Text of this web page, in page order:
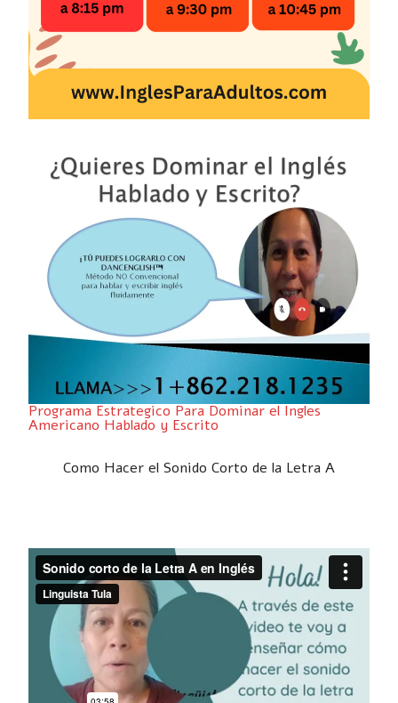
Programa Estrategico Para Dominar el Ingles
Americano Hablado y Escrito
Como Hacer el Sonido Corto de la Letra A